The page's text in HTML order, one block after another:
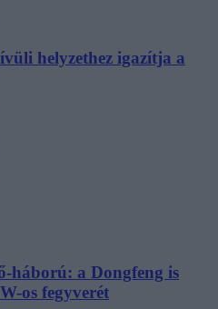
helyzethez igazítja a
háború: a Dongfeng is
os fegyverét